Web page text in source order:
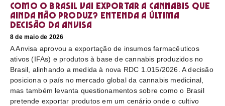
Como o Brasil vai exportar a cannabis que
ainda não produz? Entenda a última
decisão da Anvisa
8 de maio de 2026
A Anvisa aprovou a exportação de insumos farmacêuticos
ativos (IFAs) e produtos à base de cannabis produzidos no
Brasil, alinhando a medida à nova RDC 1.015/2026. A decisão
posiciona o país no mercado global da cannabis medicinal,
mas também levanta questionamentos sobre como o Brasil
pretende exportar produtos em um cenário onde o cultivo